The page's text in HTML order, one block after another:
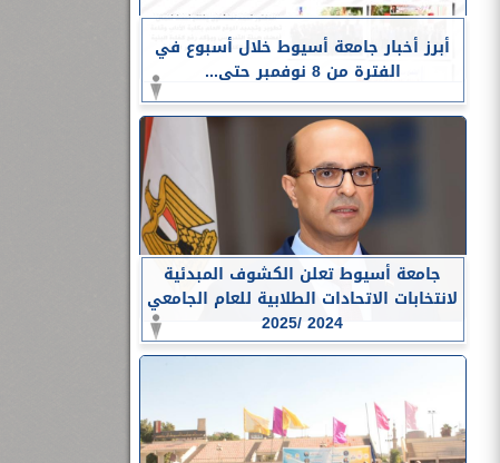
أبرز أخبار جامعة أسيوط خلال أسبوع في
الفترة من 8 نوفمبر حتى...
جامعة أسيوط تعلن الكشوف المبدئية
لانتخابات الاتحادات الطلابية للعام الجامعي
2024 /2025